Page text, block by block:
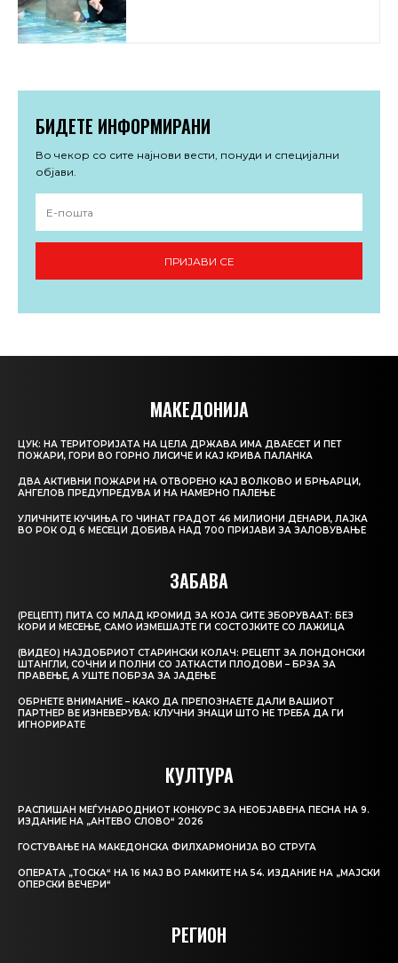
БИДЕТЕ ИНФОРМИРАНИ
Во чекор со сите најнови вести, понуди и специјални
објави.
ПРИЈАВИ СЕ
МАКЕДОНИЈА
ЦУК: НА ТЕРИТОРИЈАТА НА ЦЕЛА ДРЖАВА ИМА ДВАЕСЕТ И ПЕТ
ПОЖАРИ, ГОРИ ВО ГОРНО ЛИСИЧЕ И КАЈ КРИВА ПАЛАНКА
ДВА АКТИВНИ ПОЖАРИ НА ОТВОРЕНО КАЈ ВОЛКОВО И БРЊАРЦИ,
АНГЕЛОВ ПРЕДУПРЕДУВА И НА НАМЕРНО ПАЛЕЊЕ
УЛИЧНИТЕ КУЧИЊА ГО ЧИНАТ ГРАДОТ 46 МИЛИОНИ ДЕНАРИ, ЛАЈКА
ВО РОК ОД 6 МЕСЕЦИ ДОБИВА НАД 700 ПРИЈАВИ ЗА ЗАЛОВУВАЊЕ
ЗАБАВА
(РЕЦЕПТ) ПИТА СО МЛАД КРОМИД ЗА КОЈА СИТЕ ЗБОРУВААТ: БЕЗ
КОРИ И МЕСЕЊЕ, САМО ИЗМЕШАЈТЕ ГИ СОСТОЈКИТЕ СО ЛАЖИЦА
(ВИДЕО) НАЈДОБРИОТ СТАРИНСКИ КОЛАЧ: РЕЦЕПТ ЗА ЛОНДОНСКИ
ШТАНГЛИ, СОЧНИ И ПОЛНИ СО ЈАТКАСТИ ПЛОДОВИ – БРЗА ЗА
ПРАВЕЊЕ, А УШТЕ ПОБРЗА ЗА ЈАДЕЊЕ
ОБРНЕТЕ ВНИМАНИЕ – КАКО ДА ПРЕПОЗНАЕТЕ ДАЛИ ВАШИОТ
ПАРТНЕР ВЕ ИЗНЕВЕРУВА: КЛУЧНИ ЗНАЦИ ШТО НЕ ТРЕБА ДА ГИ
ИГНОРИРАТЕ
КУЛТУРА
РАСПИШАН МЕЃУНАРОДНИОТ КОНКУРС ЗА НЕОБЈАВЕНА ПЕСНА НА 9.
ИЗДАНИЕ НА „АНТЕВО СЛОВО“ 2026
ГОСТУВАЊЕ НА МАКЕДОНСКА ФИЛХАРМОНИЈА ВО СТРУГА
ОПЕРАТА „ТОСКА“ НА 16 МАЈ ВО РАМКИТЕ НА 54. ИЗДАНИЕ НА „МАЈСКИ
ОПЕРСКИ ВЕЧЕРИ“
РЕГИОН